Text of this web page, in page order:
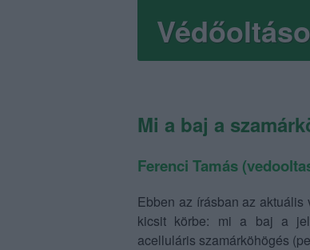
Mi a baj a
Ferenci Tamás
Ebben az írásban az
kicsit körbe: mi a baj a
acelluláris szamárköhögés